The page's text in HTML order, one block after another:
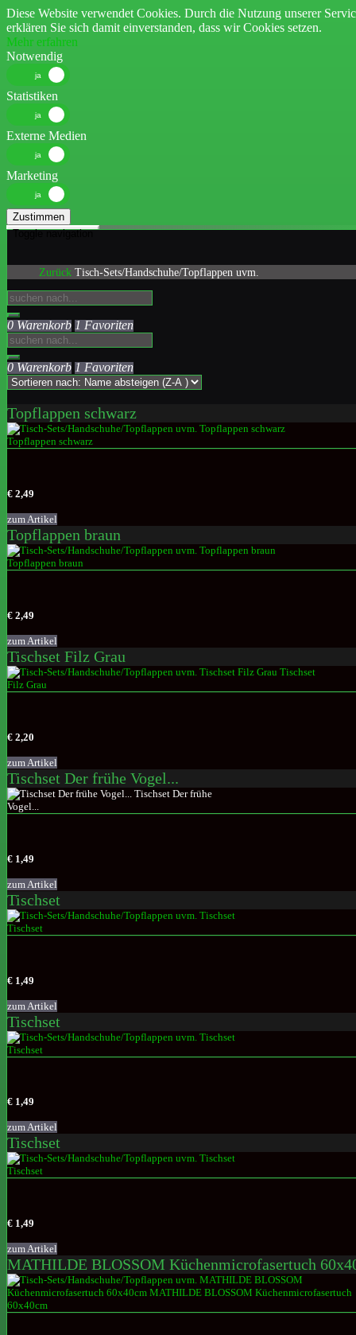
Diese Website verwendet Cookies. Durch die Nutzung unserer
erklären Sie sich damit einverstanden, dass wir Cookies setzen.
Mehr erfahren
Notwendig
Statistiken
Externe Medien
Marketing
Zustimmen
Toggle navigation
Zurück Tisch-Sets/Handschuhe/Topflappen uvm.
0 Warenkorb 1 Favoriten
0 Warenkorb 1 Favoriten
Topflappen schwarz
€ 2,49
zum Artikel
Topflappen braun
€ 2,49
zum Artikel
Tischset Filz Grau
€ 2,20
zum Artikel
Tischset Der frühe Vogel...
€ 1,49
zum Artikel
Tischset
€ 1,49
zum Artikel
Tischset
€ 1,49
zum Artikel
Tischset
€ 1,49
zum Artikel
MATHILDE BLOSSOM Küchenmicrofasertuch